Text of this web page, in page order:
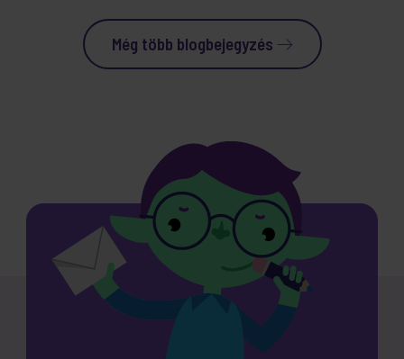
Még több blogbejegyzés